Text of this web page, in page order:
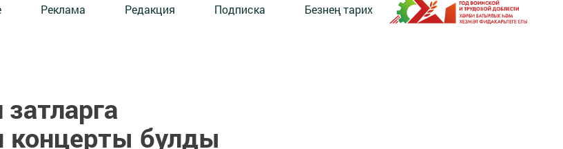
Реклама Редакция Подписка Безнең тарих
концерты булды